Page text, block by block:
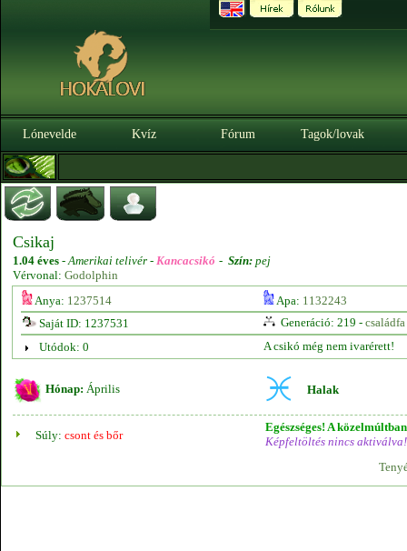
Lónevelde Kvíz Fórum Tagok/lovak
Csikaj
1.04 éves -Amerikai telivér - Kancacsikó - Szín: pej
Vérvonal: Godolphin
Anya: 1237514 Apa: 1132243
Saját ID: 1237531
Generáció: 219 - családfa
Utódok: 0
A csikó még nem ivarérett!
Hónap: Április Halak
Súly: csont és bőr
Egészséges! A
Képfeltöltés nincs aktiválva!